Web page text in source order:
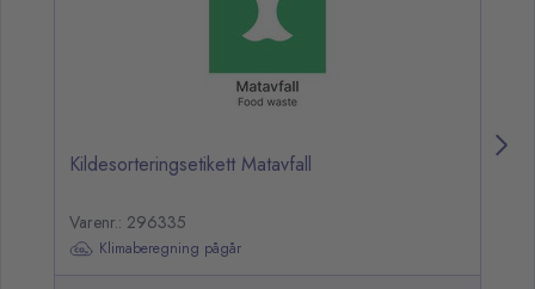
Kildesorteringsetikett Matavfall
Varenr.: 296335
Klimaberegning pågår